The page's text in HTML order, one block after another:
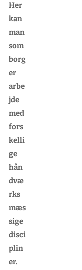
Her
kan
man
som
borg
er
arbe
jde
med
fors
kelli
ge
hån
dvæ
rks
mæs
sige
disci
plin
er.